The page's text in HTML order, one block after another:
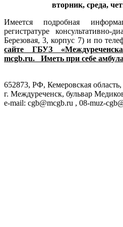
вторник, среда,
Имеется подробная
регистратуре консультативно-
Березовая, 3, корпус 7) и по
сайте ГБУЗ
mcgb.ru. Иметь при себе
652873, РФ, Кемеровская область,
г. Междуреченск, бульвар
e-mail: cgb@mcgb.ru , 08-muz-